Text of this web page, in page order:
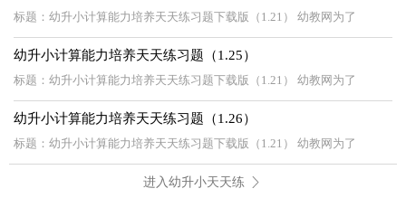
标题：幼升小计算能力培养天天练习题下载版（1.21） 幼教网为了
幼升小计算能力培养天天练习题（1.25）
标题：幼升小计算能力培养天天练习题下载版（1.21） 幼教网为了
幼升小计算能力培养天天练习题（1.26）
标题：幼升小计算能力培养天天练习题下载版（1.21） 幼教网为了
进入幼升小天天练